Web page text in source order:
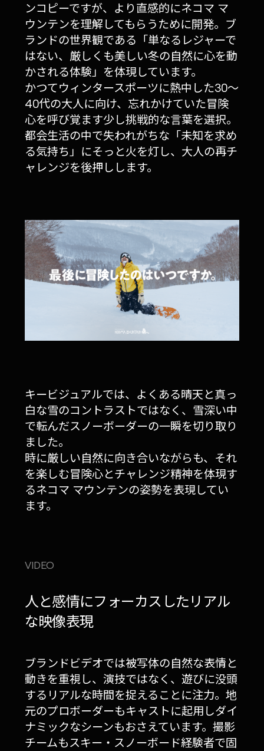
ンコピーですが、より直感的にネコマ マ
ウンテンを理解してもらうために開発。ブ
ランドの世界観である「単なるレジャーで
はない、厳しくも美しい冬の自然に心を動
かされる体験」を体現しています。
かつてウィンタースポーツに熱中した30〜
40代の大人に向け、忘れかけていた冒険
心を呼び覚ます少し挑戦的な言葉を選択。
都会生活の中で失われがちな「未知を求め
る気持ち」にそっと火を灯し、大人の再チ
ャレンジを後押しします。
キービジュアルでは、よくある晴天と真っ
白な雪のコントラストではなく、雪深い中
で転んだスノーボーダーの一瞬を切り取り
ました。
時に厳しい自然に向き合いながらも、それ
を楽しむ冒険心とチャレンジ精神を体現す
るネコマ マウンテンの姿勢を表現してい
ます。
VIDEO
人と感情にフォーカスしたリアル
な映像表現
ブランドビデオでは被写体の自然な表情と
動きを重視し、演技ではなく、遊びに没頭
するリアルな時間を捉えることに注力。地
元のプロボーダーもキャストに起用しダイ
ナミックなシーンもおさえています。撮影
チームもスキー・スノーボード経験者で固